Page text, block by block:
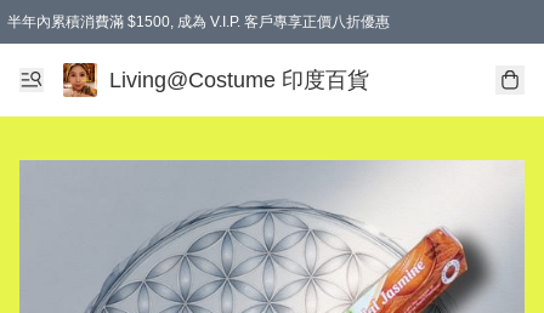
半年內累積消費滿 $1500, 成為 V.I.P. 客戶專享正價八折優惠
滿$600免本地運費
Living@Costume 印度百貨